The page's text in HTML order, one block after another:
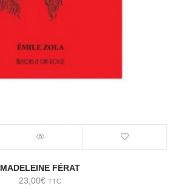
MADELEINE FÉRAT
23,00€ TTC